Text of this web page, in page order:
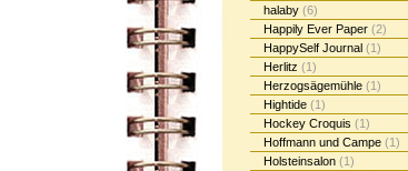
halaby (6)
Happily Ever Paper (2)
HappySelf Journal (1)
Herlitz (1)
Herzogsägemühle (1)
Hightide (1)
Hockey Croquis (1)
Hoffmann und Campe (1)
Holsteinsalon (1)